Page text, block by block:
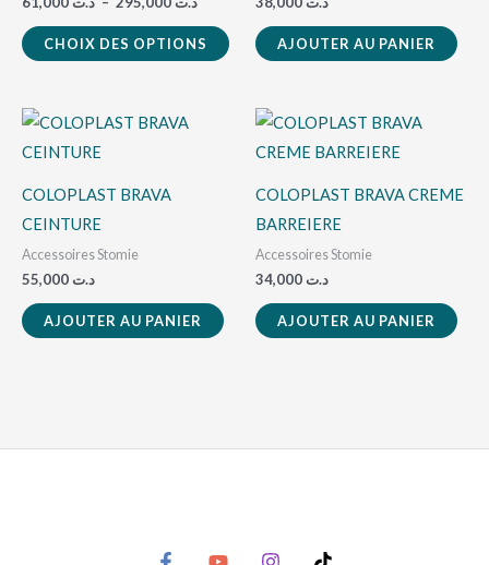
CHOIX DES OPTIONS
peuvent
choisies
page
produit
AJOUTER AU PANIER
COLOPLAST BRAVA
CEINTURE
Accessoires Stomie
د.ت
AJOUTER AU PANIER
COLOPLAST BRAVA CREME
BARREIERE
Accessoires Stomie
د.ت
AJOUTER AU PANIER